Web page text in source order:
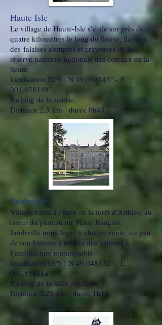
Haute Isle
Le village de Haute-Isle s’étale sur près de
quatre kilomètres le long du fleuve, flanqué
des falaises abruptes et crayeuses de la
réserve naturelle nationale des coteaux de la
Seine.
localisation GPS : N 49,083243° - E
001,658149°
Parking de la mairie.
Distance 2,3 km - durée 0h45
Jambville
Village blotti à l’orée de la forêt d’Arthies, au
coeur du plateau du Vexin français,
Jambville nous livre, à chaque sente, un pan
de son histoire à travers des bâtisses à
l’architecture remarquable.
localisation GPS : N 49,048132° - E
001,854114°
Parking de la salle des fêtes.
Distance 3,25 km - durée 1h15